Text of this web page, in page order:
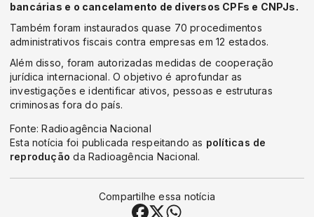
bancárias e o cancelamento de diversos CPFs e CNPJs.
Também foram instaurados quase 70 procedimentos
administrativos fiscais contra empresas em 12 estados.
Além disso, foram autorizadas medidas de cooperação
jurídica internacional. O objetivo é aprofundar as
investigações e identificar ativos, pessoas e estruturas
criminosas fora do país.
Fonte: Radioagência Nacional
Esta notícia foi publicada respeitando as políticas de
reprodução da Radioagência Nacional.
Compartilhe essa notícia